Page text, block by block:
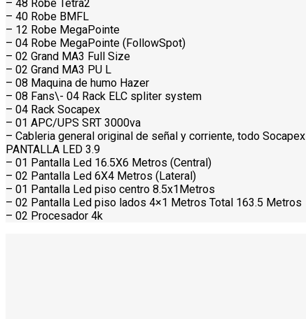
– 48 Robe Tetra2
– 40 Robe BMFL
– 12 Robe MegaPointe
– 04 Robe MegaPointe (FollowSpot)
– 02 Grand MA3 Full Size
– 02 Grand MA3 PU L
– 08 Maquina de humo Hazer
– 08 Fans\- 04 Rack ELC spliter system
– 04 Rack Socapex
– 01 APC/UPS SRT 3000va
– Cableria general original de señal y corriente, todo Socapex
PANTALLA LED 3.9
– 01 Pantalla Led 16.5X6 Metros (Central)
– 02 Pantalla Led 6X4 Metros (Lateral)
– 01 Pantalla Led piso centro 8.5x1Metros
– 02 Pantalla Led piso lados 4×1 Metros Total 163.5 Metros
– 02 Procesador 4k